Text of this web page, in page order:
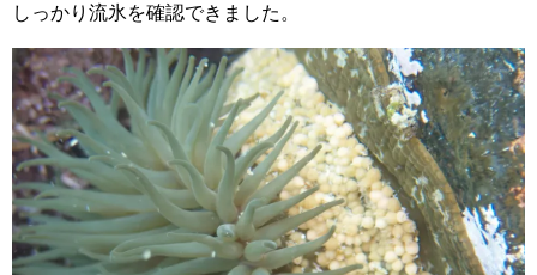
しっかり流氷を確認できました。